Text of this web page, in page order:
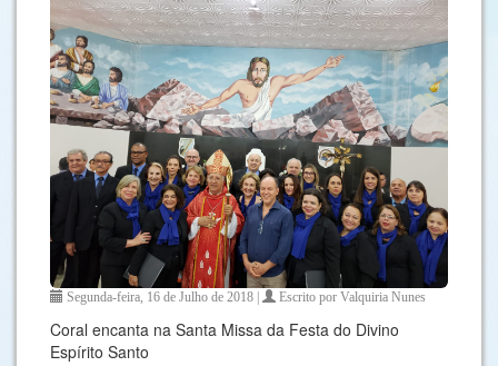
Segunda-feira, 16 de Julho de 2018 | Escrito por Valquiria Nunes
Coral encanta na Santa Missa da Festa do Divino
Espírito Santo